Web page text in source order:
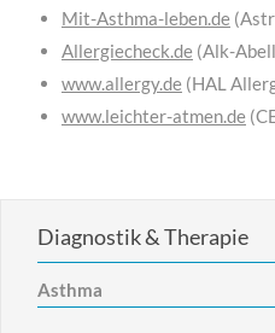
Mit-Asthma-leben.de
Allergiecheck.de (Alk-
www.allergy.de (HAL
www.leichter-atmen.de
Diagnostik & Therapie
Asthma